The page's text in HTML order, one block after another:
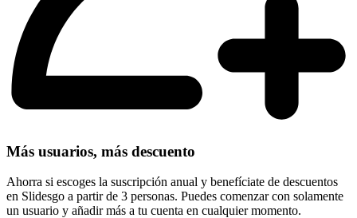
Más usuarios, más descuento
Ahorra si escoges la suscripción anual y benefíciate de descuentos
en Slidesgo a partir de 3 personas. Puedes comenzar con solamente
un usuario y añadir más a tu cuenta en cualquier momento.